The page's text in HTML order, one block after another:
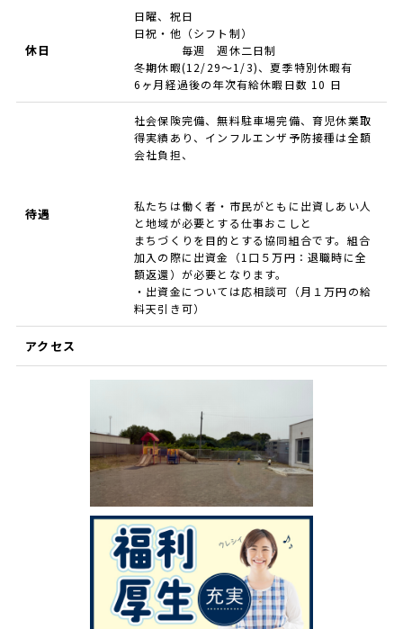
休日
日曜、祝日
日祝・他（シフト制）
毎週 週休二日制
冬期休暇(12/29〜1/3)、夏季特別休暇有
6ヶ月経過後の年次有給休暇日数 10 日
待遇
社会保険完備、無料駐車場完備、育児休業取
得実績あり、インフルエンザ予防接種は全額
会社負担、
私たちは働く者・市民がともに出資しあい人
と地域が必要とする仕事おこしと
まちづくりを目的とする協同組合です。組合
加入の際に出資金（1口５万円：退職時に全
額返還）が必要となります。
・出資金については応相談可（月１万円の給
料天引き可）
アクセス